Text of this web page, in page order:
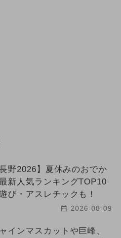
長野2026】夏休みのおでか
新人気ランキングTOP10
び・アスレチックも！
2026-08-09
インマスカットや巨峰、